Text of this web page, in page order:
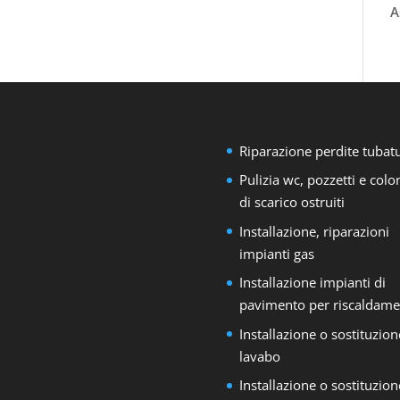
Riparazione perdite
Pulizia wc, pozzetti e
di scarico ostruiti
Installazione, riparazioni
impianti gas
Installazione impianti di
pavimento per
Installazione o
lavabo
Installazione o